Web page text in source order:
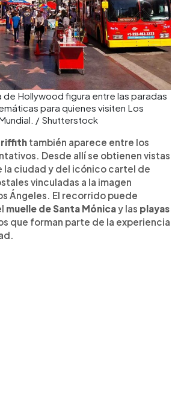
de Hollywood figura entre las paradas
para quienes visiten Los
/ Shutterstock
también aparece entre los
Desde allí se obtienen vistas
la ciudad y del icónico cartel de
vinculadas a la imagen
Ángeles. El recorrido puede
muelle de Santa Mónicay las playas
que forman parte de la experiencia